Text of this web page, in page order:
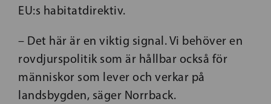
EU:s habitatdirektiv.
– Det här är en viktig signal. Vi behöver en
rovdjurspolitik som är hållbar också för
människor som lever och verkar på
landsbygden, säger Norrback.